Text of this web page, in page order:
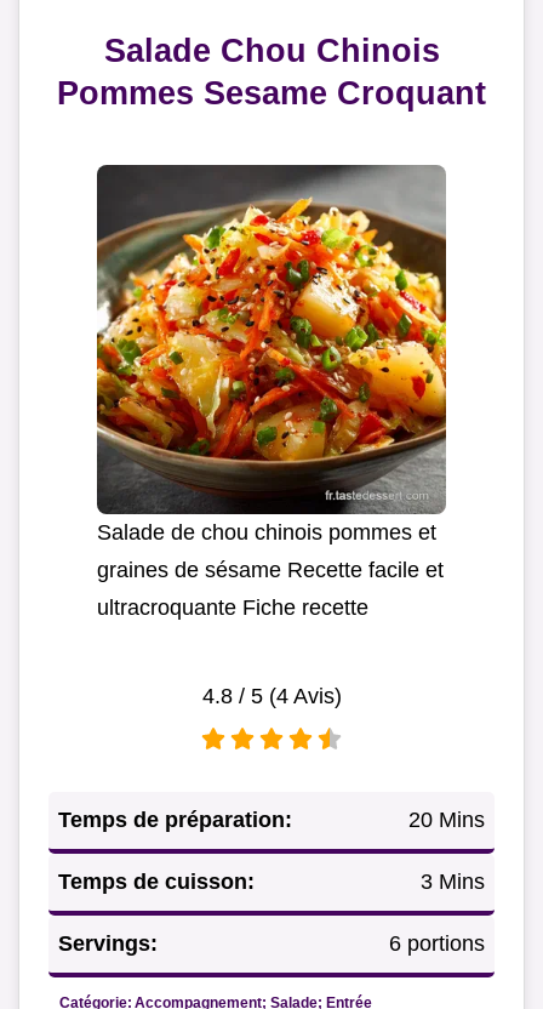
Salade Chou Chinois
Pommes Sesame Croquant
Salade de chou chinois pommes et
graines de sésame Recette facile et
ultracroquante Fiche recette
4.8/ 5 (4Avis)
Temps de préparation: 20 Mins
Temps de cuisson: 3 Mins
Servings: 6 portions
Catégorie: Accompagnement; Salade; Entrée